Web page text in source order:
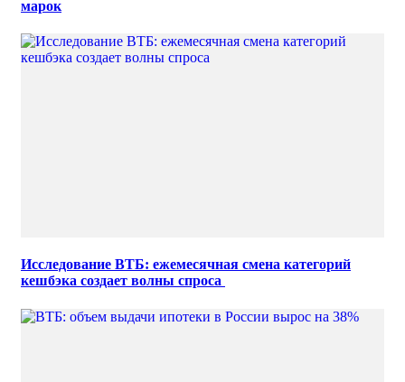
марок
Исследование ВТБ: ежемесячная смена категорий
кешбэка создает волны спроса